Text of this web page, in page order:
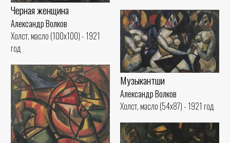
Черная женщина
Александр Волков
Холст, масло (100x100) - 1921
год
Музыкантши
Александр Волков
Холст, масло (54x87) - 1921 год